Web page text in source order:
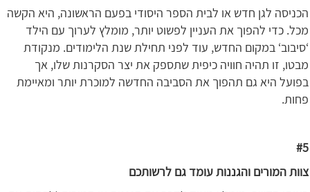
הכניסה לגן חדש או לבית הספר היסודי בפעם הראשונה, היא הקשה
מכל. כדי להפוך את העניין לפשוט יותר, מומלץ לערוך עם הילד
‘סיבוב‘ במקום החדש, עוד לפני תחילת שנת הלימודים. מנקודת
מבטו, זו תהיה חוויה כיפית שתספק את יצר הסקרנות שלו, אך
בפועל היא גם תהפוך את הסביבה החדשה למוכרת יותר ומאיימת
פחות.
#5
צוות המורים והגננות עומד גם לרשותכם